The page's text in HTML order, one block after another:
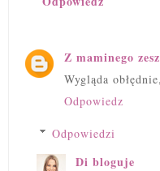
Z maminego
Wygląda
Odpowiedz
Odpowiedzi
Di bloguje